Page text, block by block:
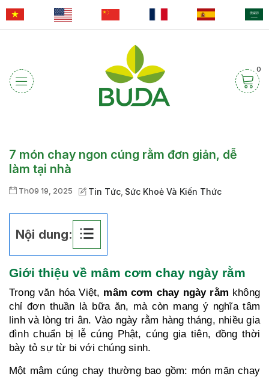
0
7 món chay ngon cúng rằm đơn giản, dễ
làm tại nhà
Th09 19, 2025 Tin Tức Sức Khoẻ Và Kiến Thức
Nội dung:
Giới thiệu về mâm cơm chay ngày rằm
Trong văn hóa Việt, mâm cơm chay ngày rằm không
chỉ đơn thuần là bữa ăn, mà còn mang ý nghĩa tâm
linh và lòng tri ân. Vào ngày rằm hàng tháng, nhiều gia
đình chuẩn bị lễ cúng Phật, cúng gia tiên, đồng thời
bày tỏ sự từ bi với chúng sinh.
Một mâm cúng chay thường bao gồm: món mặn chay